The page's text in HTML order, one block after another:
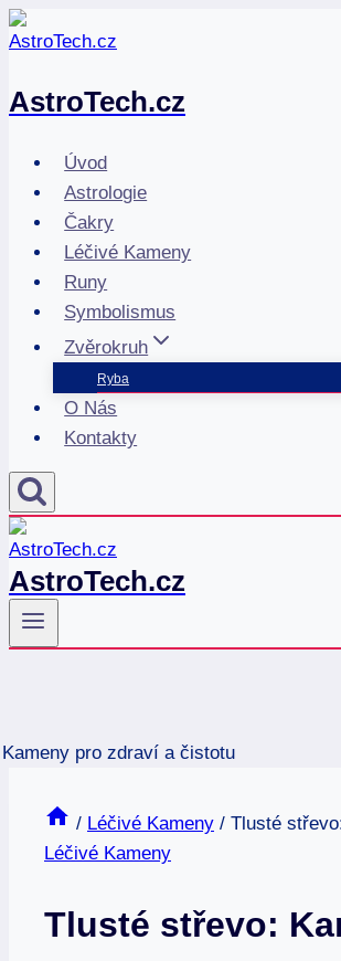
Přeskočit
na
AstroTech.cz
Úvod
Astrologie
Čakry
Léčivé Kameny
Runy
Symbolismus
Zvěrokruh
Ryba
O Nás
Kontakty
AstroTech.cz
/ Léčivé Kameny / Tlusté
Léčivé Kameny
Tlusté střevo: